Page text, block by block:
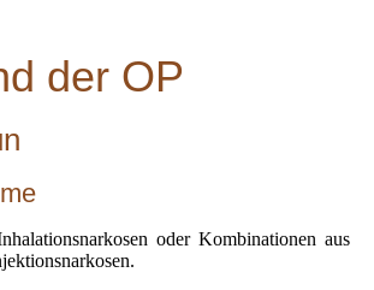
der OP
oder Kombinationen aus